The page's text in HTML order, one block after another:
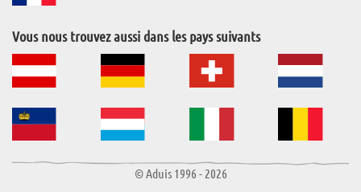
Vous nous trouvez aussi dans les pays suivants
© Aduis 1996 - 2026